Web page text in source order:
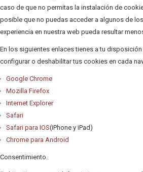
caso de que no permitas la instalación de
posible que no puedas acceder a algunos de
experiencia en nuestra web pueda resultar
En los siguientes enlaces tienes a tu
configurar o deshabilitar tus cookies en cada
Google Chrome
Mozilla Firefox
Internet Explorer
Safari
Safari para IOS(iPhone y iPad)
Chrome para Android
Consentimiento.